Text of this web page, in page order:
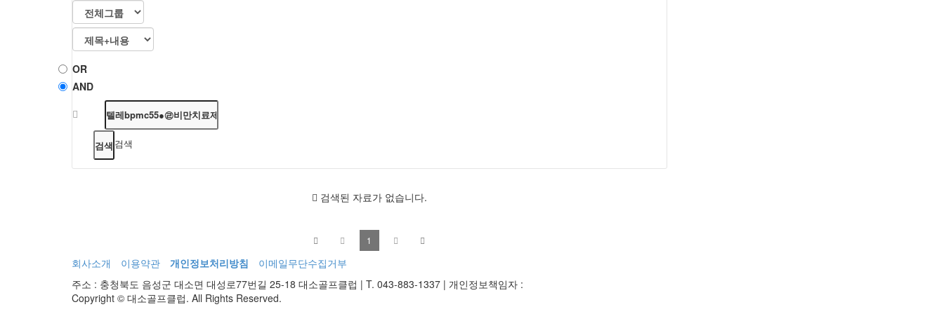
OR
AND
검색
검색된 자료가 없습니다.
1
회사소개 이용약관 개인정보처리방침
이메일무단수집거부
주소 : 충청북도 음성군 대소면 대성로77번길 25-18 대소골프클럽 | T. 043-883-1337 | 개인정보책임자 :
Copyright © 대소골프클럽. All Rights Reserved.